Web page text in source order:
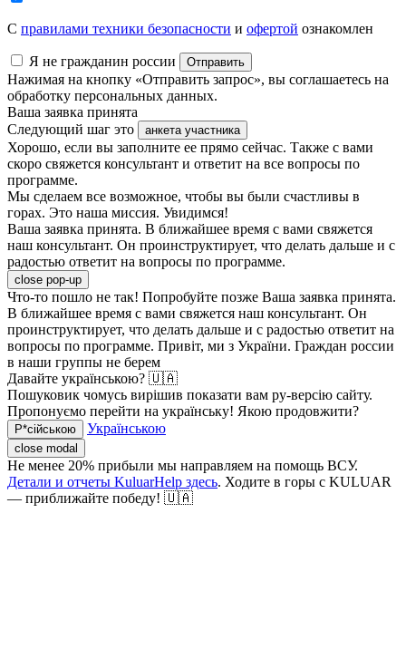
C правилами техники безопасности и офертой ознакомлен
Я не гражданин россии Отправить
Нажимая на кнопку «Отправить запрос», вы соглашаетесь на
обработку персональных данных.
Ваша заявка принята
Следующий шаг это
анкета участника
Хорошо, если вы заполните ее прямо сейчас. Также с вами
скоро свяжется консультант и ответит на все вопросы по
программе.
Мы сделаем все возможное, чтобы вы были счастливы в
горах. Это наша миссия. Увидимся!
Ваша заявка принята. В ближайшее время с вами свяжется
наш консультант. Он проинструктирует, что делать дальше и с
радостью ответит на вопросы по программе.
close pop-up
Что-то пошло не так! Попробуйте позже Ваша заявка принята.
В ближайшее время с вами свяжется наш консультант. Он
проинструктирует, что делать дальше и с радостью ответит на
вопросы по программе. Привіт, ми з України. Граждан россии
в наши группы не берем
Давайте українською? 🇺🇦
Пошуковик чомусь вирішив показати вам ру-версію сайту.
Пропонуємо перейти на українську! Якою продовжити?
Р*сійською Українською
close modal
Не менее 20% прибыли мы направляем на помощь ВСУ.
Детали и отчеты KuluarHelp здесь. Ходите в горы с KULUAR
— приближайте победу! 🇺🇦